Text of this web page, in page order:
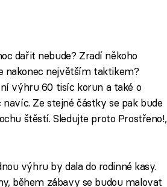
dařit nebude? Zradí někoho
nakonec největším taktikem?
výhru 60 tisíc korun a také o
Ze stejné částky se pak bude
štěstí. Sledujte proto Prostřeno!,
výhru by dala do rodinné kasy.
během zábavy se budou malovat